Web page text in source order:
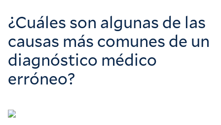
¿Cuáles son algunas de las
causas más comunes de un
diagnóstico médico
erróneo?